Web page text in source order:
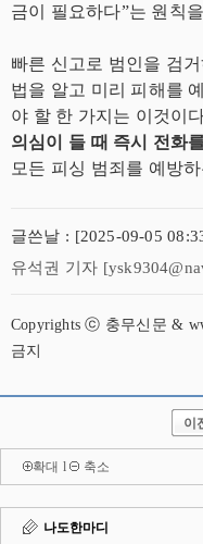
금이 필요하다”는 원칙
빠른 신고로 범인을 검
법을 알고 미리 피해를
야 할 한 가지는 이것이
의심이 들 때 즉시 전화
모든 피싱 범죄를 예방
글쓴날 : [2025-09-05
유석권 기자
Copyrights ⓒ 충무신문 &
금지
이
확대 l 축소